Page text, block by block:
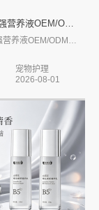
宠物免疫增强营养液OEM/ODM代加工生...
宠物护理
2026-08-01